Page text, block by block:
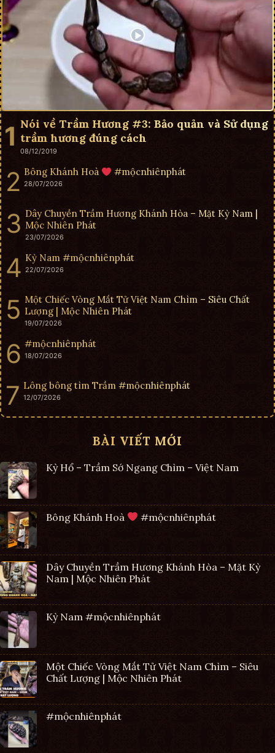
Nói về Trầm Hương #3: Bảo quản và Sử dụng
trầm hương đúng cách
08/12/2019
Bông Khánh Hoà #mộcnhiênphát
28/07/2026
Dây Chuyền Trầm Hương Khánh Hòa – Mặt Kỳ Nam |
Mộc Nhiên Phát
23/07/2026
Kỳ Nam #mộcnhiênphát
22/07/2026
Một Chiếc Vòng Mắt Tử Việt Nam Chìm – Siêu Chất
Lượng | Mộc Nhiên Phát
19/07/2026
#mộcnhiênphát
18/07/2026
Lông bông tìm Trầm #mộcnhiênphát
12/07/2026
BÀI VIẾT MỚI
Kỳ Hổ – Trầm Sớ Ngang Chìm – Việt Nam
Bông Khánh Hoà #mộcnhiênphát
Dây Chuyền Trầm Hương Khánh Hòa – Mặt Kỳ
Nam | Mộc Nhiên Phát
Kỳ Nam #mộcnhiênphát
Một Chiếc Vòng Mắt Tử Việt Nam Chìm – Siêu
Chất Lượng | Mộc Nhiên Phát
#mộcnhiênphát